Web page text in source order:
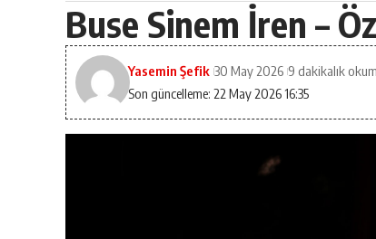
Buse Sinem İren –
Son güncelleme: 22 May 2026 16:35
Yasemin Şefik 30 May 2026 9 dakikalık